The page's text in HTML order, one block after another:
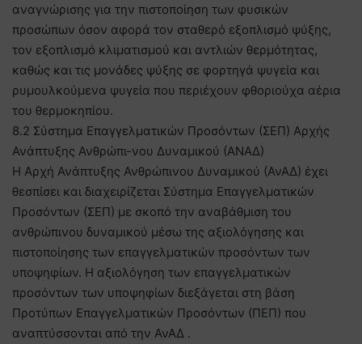
αναγνώρισης για την πιστοποίηση των φυσικών
προσώπων όσον αφορά τον σταθερό εξοπλισμό ψύξης,
τον εξοπλισμό κλιματισμού και αντλιών θερμότητας,
καθώς και τις μονάδες ψύξης σε φορτηγά ψυγεία και
ρυμουλκούμενα ψυγεία που περιέχουν φθοριούχα αέρια
του θερμοκηπίου.
8.2 Σύστημα Επαγγελματικών Προσόντων (ΣΕΠ) Αρχής
Ανάπτυξης Ανθρώπι-νου Δυναμικού (ΑΝΑΔ)
Η Αρχή Ανάπτυξης Ανθρώπινου Δυναμικού (ΑνΑΔ) έχει
θεσπίσει και διαχειρίζεται Σύστημα Επαγγελματικών
Προσόντων (ΣΕΠ) με σκοπό την αναβάθμιση του
ανθρώπινου δυναμικού μέσω της αξιολόγησης και
πιστοποίησης των επαγγελματικών προσόντων των
υποψηφίων. Η αξιολόγηση των επαγγελματικών
προσόντων των υποψηφίων διεξάγεται στη βάση
Προτύπων Επαγγελματικών Προσόντων (ΠΕΠ) που
αναπτύσσονται από την ΑνΑΔ .